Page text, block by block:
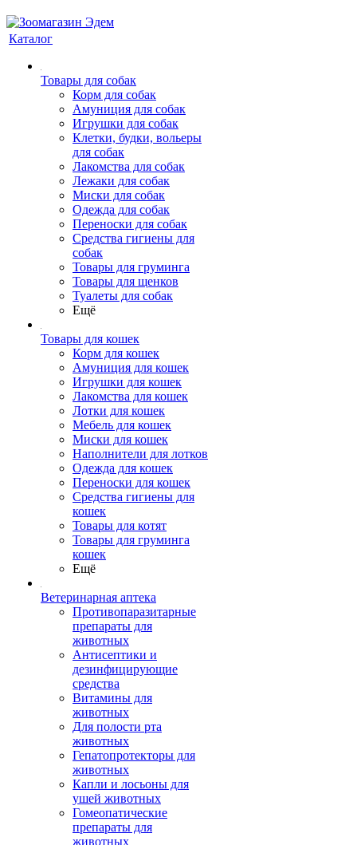
Каталог
Товары для собак
Корм для собак
Амуниция для собак
Игрушки для собак
Клетки, будки, вольеры
для собак
Лакомства для собак
Лежаки для собак
Миски для собак
Одежда для собак
Переноски для собак
Средства гигиены для
собак
Товары для груминга
Товары для щенков
Туалеты для собак
Ещё
Товары для кошек
Корм для кошек
Амуниция для кошек
Игрушки для кошек
Лакомства для кошек
Лотки для кошек
Мебель для кошек
Миски для кошек
Наполнители для лотков
Одежда для кошек
Переноски для кошек
Средства гигиены для
кошек
Товары для котят
Товары для груминга
кошек
Ещё
Ветеринарная аптека
Противопаразитарные
препараты для
животных
Антисептики и
дезинфицирующие
средства
Витамины для
животных
Для полости рта
животных
Гепатопротекторы для
животных
Капли и лосьоны для
ушей животных
Гомеопатические
препараты для
животных